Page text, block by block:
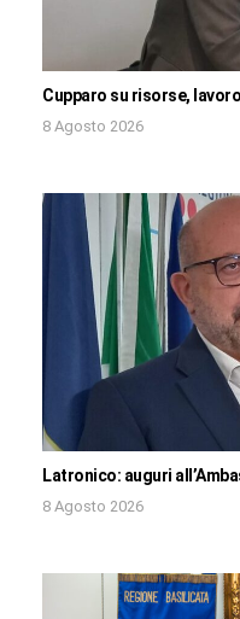
Cupparo su risorse,
8 Agosto 2026
Latronico: auguri
8 Agosto 2026